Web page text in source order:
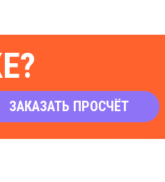
ЗАКАЗАТЬ ПРОСЧЁТ